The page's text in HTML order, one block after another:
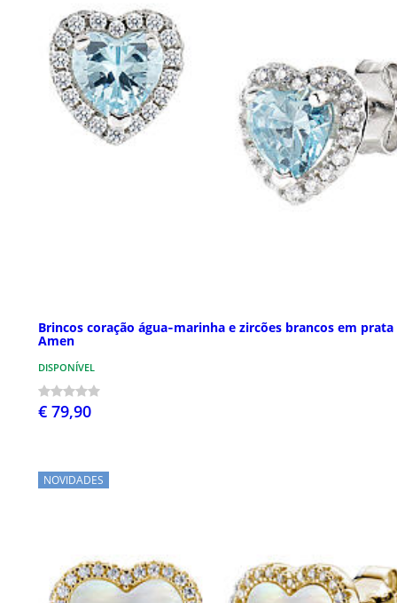
Brincos coração água‑marinha e zircões brancos em prata
Amen
DISPONÍVEL
€ 79,90
NOVIDADES